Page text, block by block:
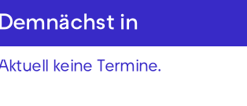
Demnächst in
keine Termine.